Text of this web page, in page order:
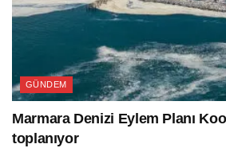
GÜNDEM
Marmara Denizi Eylem Planı
toplanıyor